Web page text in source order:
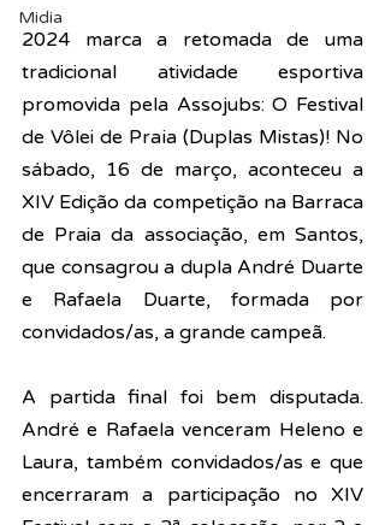
Midia
2024 marca a retomada de uma
tradicional atividade esportiva
promovida pela Assojubs: O Festival
de Vôlei de Praia (Duplas Mistas)! No
sábado, 16 de março, aconteceu a
XIV Edição da competição na Barraca
de Praia da associação, em Santos,
que consagrou a dupla André Duarte
e Rafaela Duarte, formada por
convidados/as, a grande campeã.
A partida final foi bem disputada.
André e Rafaela venceram Heleno e
Laura, também convidados/as e que
encerraram a participação no XIV